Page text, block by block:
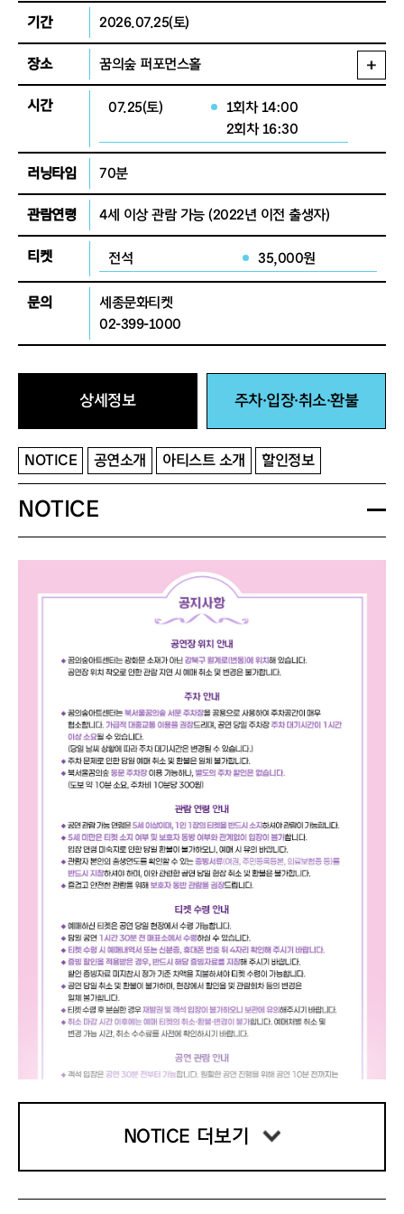
기간 2026.07.25(토)
장소 꿈의숲 퍼포먼스홀
시간 07.25(토)
1회차 14:00
2회차 16:30
러닝타임 70분
관람연령 4세 이상 관람 가능(2022년 이전 출생자)
티켓 전석 35,000원
문의
세종문화티켓
02-399-1000
상세정보 주차·입장·취소·환불
NOTICE 공연소개 아티스트 소개 할인정보
NOTICE
NOTICE 더보기